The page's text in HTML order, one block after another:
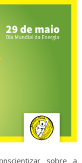
sobre a